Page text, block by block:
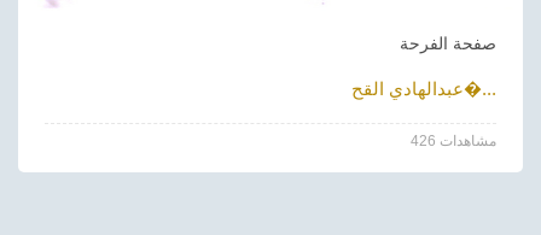
صفحة الفرحة
عبدالهادي القح�...
426 مشاهدات